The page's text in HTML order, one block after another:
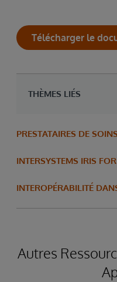
Télécharger le
THÈMES LIÉS
PRESTATAIRES DE SOINS
INTERSYSTEMS IRIS
INTEROPÉRABILITÉ
Autres